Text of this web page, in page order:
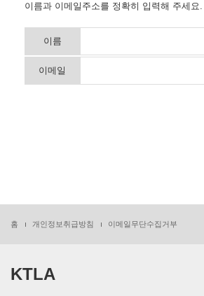
이름과 이메일주소를 정확히 입력해 주세요.
이름
이메일
홈 개인정보취급방침 이메일무단수집거부
KTLA